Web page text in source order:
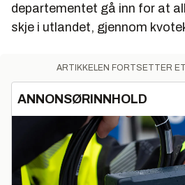
departementet gå inn for at
skje i utlandet, gjennom
ARTIKKELEN FORTSETTER
ANNONSØRINNHOLD